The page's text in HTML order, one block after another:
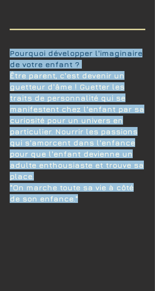
Pourquoi développer l'imaginaire
de votre enfant ?
Être parent, c'est devenir un
guetteur d'âme ! Guetter les
traits de personnalité qui se
manifestent chez l'enfant par sa
curiosité pour un univers en
particulier. Nourrir les passions
qui s'amorcent dans l'enfance
pour que l'enfant devienne un
adulte enthousiaste et trouve sa
place.
"On marche toute sa vie à côté
de son enfance."